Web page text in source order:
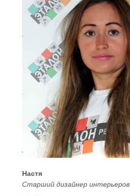
Настя
Старший дизайнер интерьеров